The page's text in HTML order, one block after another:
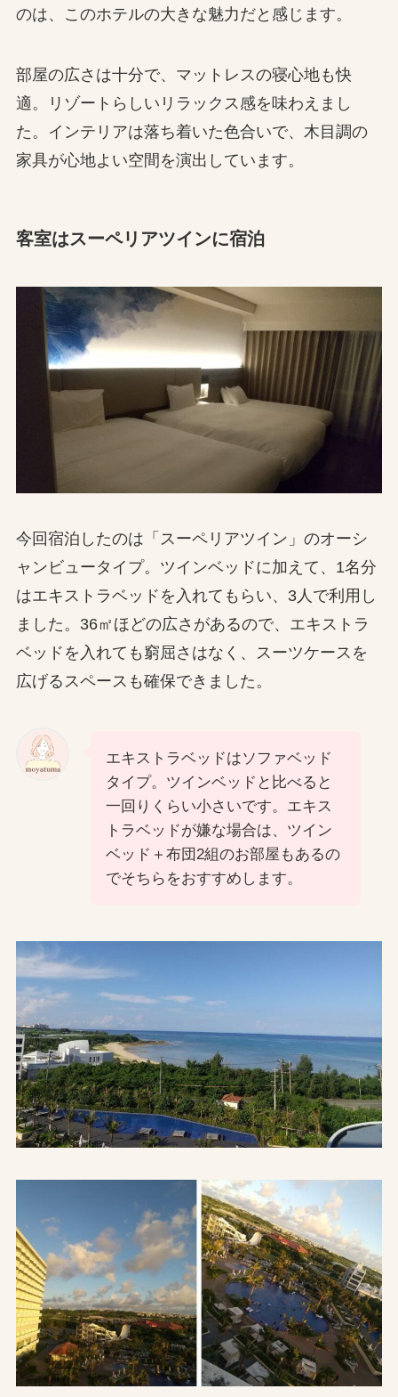
のは、このホテルの大きな魅力だと感じます。
部屋の広さは十分で、マットレスの寝心地も快
適。リゾートらしいリラックス感を味わえまし
た。インテリアは落ち着いた色合いで、木目調の
家具が心地よい空間を演出しています。
客室はスーペリアツインに宿泊
今回宿泊したのは「スーペリアツイン」のオーシ
ャンビュータイプ。ツインベッドに加えて、1名分
はエキストラベッドを入れてもらい、3人で利用し
ました。36㎡ほどの広さがあるので、エキストラ
ベッドを入れても窮屈さはなく、スーツケースを
広げるスペースも確保できました。
エキストラベッドはソファベッド
タイプ。ツインベッドと比べると
一回りくらい小さいです。エキス
トラベッドが嫌な場合は、ツイン
ベッド＋布団2組のお部屋もあるの
でそちらをおすすめします。